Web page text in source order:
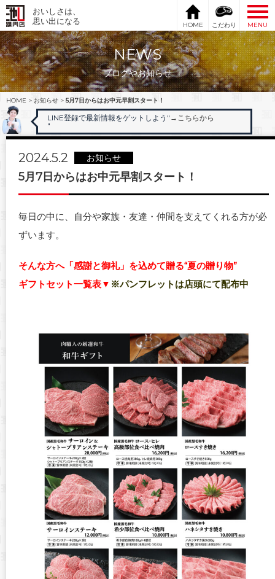
おいしさは、
思い出になる
HOME こだわり MENU
NEWS
ブログやお知らせ
HOME > お知らせ > 5月7日からはお中元早割スタート！
LINE登録で最新情報をゲットしよう" →こちらから
"
2024.5.2 お知らせ
5月7日からはお中元早割スタート！
毎日の中に、自分や家族・友達・仲間を支えてくれる方が必
ずいます。
そんな方へ「感謝と御礼」を込めて贈る“夏の贈り物”
ギフトセット一覧表▼ ※パンフレットは店頭にて配布中